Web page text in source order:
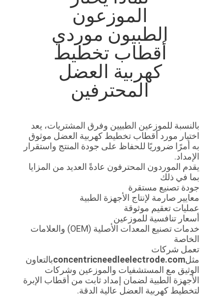
الموزعون
الطبيون موردي
أقطاب تخطيط
كهربية العضل
المحترفين
بالنسبة للموزعين الطبيين وفرق المشتريات، يعد
اختيار مورد أقطاب تخطيط كهربية العضل موثوق
به أمرًا ضروريًا للحفاظ على جودة المنتج واستقرار
الإمداد.
يقدم الموردون المحترفون عادةً العديد من المزايا
بما في ذلك
جودة تصنيع مستقرة
معايير صارمة لإنتاج الأجهزة الطبية
عمليات تعقيم موثوقة
أسعار تنافسية للموزعين
خدمات تصنيع المعدات الأصلية (OEM) والعلامات
الخاصة
تعمل شركات
مثلconcentricneedleelectrode.comبالتعاون
الوثيق مع المستشفيات والموزعين وشركات
الأجهزة الطبية لضمان إمداد ثابت من أقطاب الإبرة
لتخطيط كهربية العضل عالية الدقة.